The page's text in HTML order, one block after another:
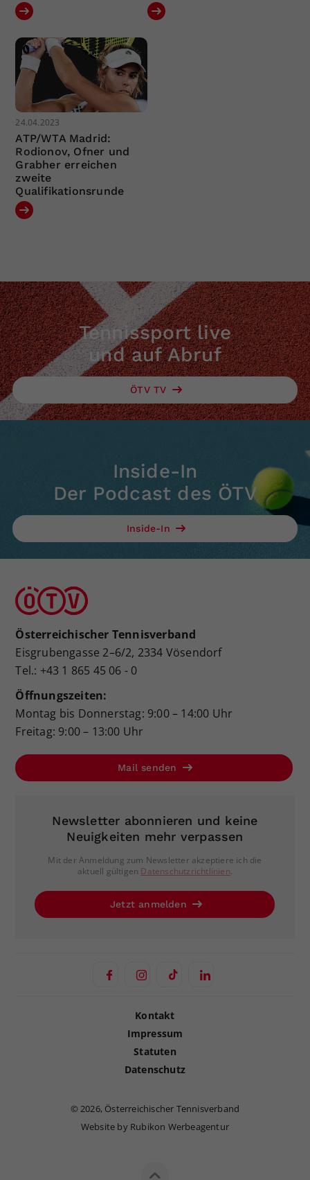
24.04.2023
ATP/WTA Madrid:
Rodionov, Ofner und
Grabher erreichen
zweite
Qualifikationsrunde
Tennissport live
und auf Abruf
ÖTV TV
Inside-In
Der Podcast des ÖTV
Inside-In
Österreichischer Tennisverband
Eisgrubengasse 2–6/2, 2334 Vösendorf
Tel.: +43 1 865 45 06 - 0
Öffnungszeiten:
Montag bis Donnerstag: 9:00 – 14:00 Uhr
Freitag: 9:00 – 13:00 Uhr
Mail senden
Newsletter abonnieren und keine
Neuigkeiten mehr verpassen
Mit der Anmeldung zum Newsletter akzeptiere ich die
aktuell gültigen Datenschutzrichtlinien.
Jetzt anmelden
Kontakt
Impressum
Statuten
Datenschutz
©2026, Österreichischer Tennisverband
Website by Rubikon Werbeagentur